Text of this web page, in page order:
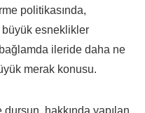
politikasında,
büyük esneklikler
ileride daha ne
merak konusu.
hakkında yapılan